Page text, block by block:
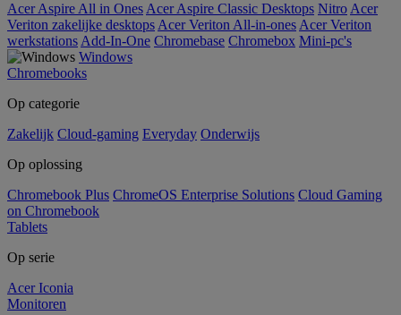
Acer Aspire All in Ones Acer Aspire Classic Desktops Nitro Acer
Veriton zakelijke desktops Acer Veriton All-in-ones Acer Veriton
werkstations Add-In-One Chromebase Chromebox Mini-pc's
Windows
Chromebooks
Op categorie
Zakelijk Cloud-gaming Everyday Onderwijs
Op oplossing
Chromebook Plus ChromeOS Enterprise Solutions Cloud Gaming
on Chromebook
Tablets
Op serie
Acer Iconia
Monitoren